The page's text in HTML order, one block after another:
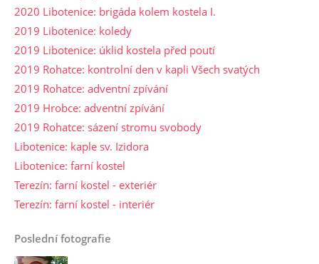
2020 Libotenice: brigáda kolem kostela I.
2019 Libotenice: koledy
2019 Libotenice: úklid kostela před poutí
2019 Rohatce: kontrolní den v kapli Všech svatých
2019 Rohatce: adventní zpívání
2019 Hrobce: adventní zpívání
2019 Rohatce: sázení stromu svobody
Libotenice: kaple sv. Izidora
Libotenice: farní kostel
Terezín: farní kostel - exteriér
Terezín: farní kostel - interiér
Poslední fotografie